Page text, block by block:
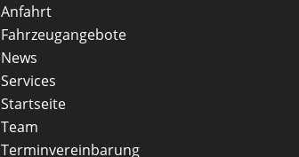
Anfahrt
Fahrzeugangebote
News
Services
Startseite
Team
Terminvereinbarung